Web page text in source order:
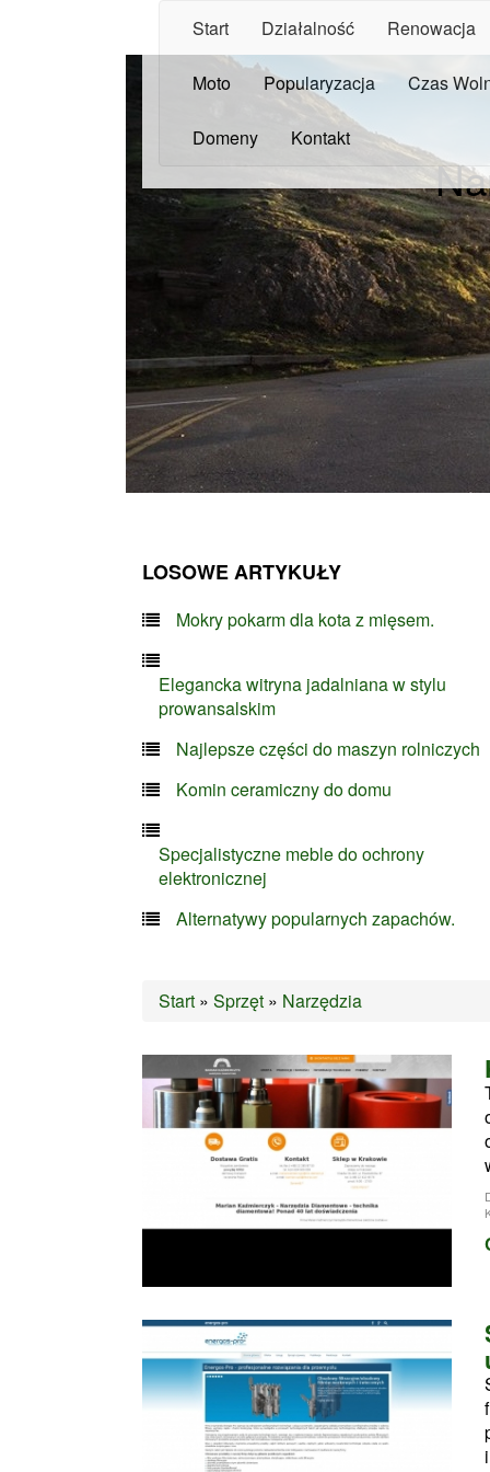
Start Działalność Renowacja
Moto Popularyzacja Czas
Domeny Kontakt
LOSOWE ARTYKUŁY
Mokry pokarm dla kota z mięsem.
Elegancka witryna jadalniana w stylu
prowansalskim
Najlepsze części do maszyn rolniczych
Komin ceramiczny do domu
Specjalistyczne meble do ochrony
elektronicznej
Alternatywy popularnych zapachów.
Start » Sprzęt » Narzędzia